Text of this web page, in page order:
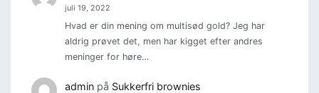
juli 19, 2022
Hvad er din mening om multisød gold? Jeg har
aldrig prøvet det, men har kigget efter andres
meninger for høre…
adminpå Sukkerfri brownies